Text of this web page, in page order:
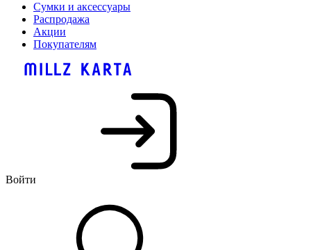
Сумки и аксессуары
Распродажа
Акции
Покупателям
Войти